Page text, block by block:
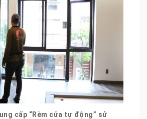
cấp “Rèm cửa tự động” sử